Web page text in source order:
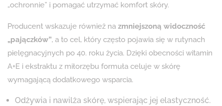
„ochronnie” i pomagać utrzymać komfort skóry.
Producent wskazuje również na zmniejszoną widoczność
„pajączków”, a to cel, który często pojawia się w rutynach
pielęgnacyjnych po 40. roku życia. Dzięki obecności witamin
A+E i ekstraktu z miłorzębu formuła celuje w skórę
wymagającą dodatkowego wsparcia.
Odżywia i nawilża skórę, wspierając jej elastyczność.